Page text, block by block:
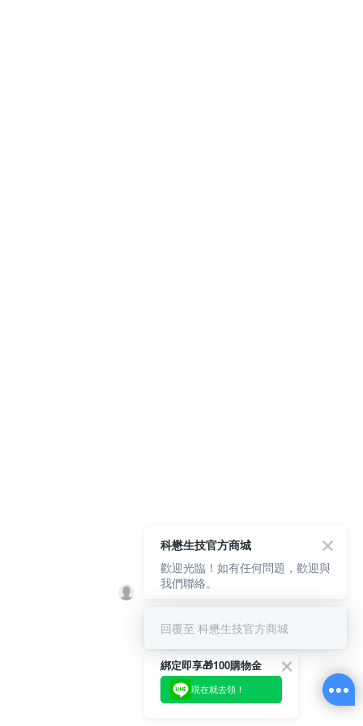
綁定即享🎁100購物金
現在就去領！
科懋生技官方商城
歡迎光臨！如有任何問題，歡迎與
我們聯絡。
回覆至 科懋生技官方商城